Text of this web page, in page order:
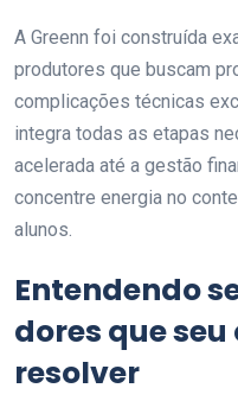
A Greenn foi construída
produtores que buscam
complicações técnicas
integra todas as etapas
acelerada até a gestão
concentre energia no
alunos.
Entendendo
dores que
resolver